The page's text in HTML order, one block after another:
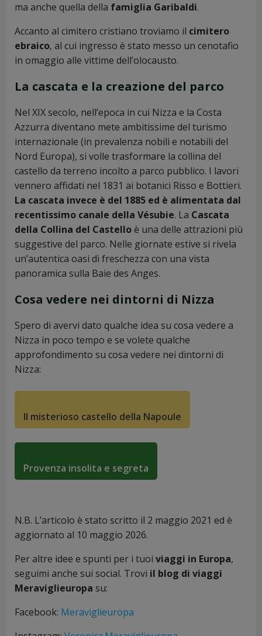
ma anche quella della famiglia Garibaldi.
Accanto al cimitero cristiano troviamo il cimitero
ebraico, al cui ingresso è stato messo un cenotafio
in omaggio alle vittime dell’olocausto.
La cascata e la creazione del parco
Nel XIX secolo, nell’epoca in cui Nizza e la Costa
Azzurra diventano mete ambitissime del turismo
internazionale (in prevalenza nobili e notabili del
Nord Europa), si volle trasformare la collina del
castello da terreno incolto a parco pubblico. I lavori
vennero affidati nel 1831 ai botanici Risso e Bottieri.
La cascata invece è del 1885 ed è alimentata dal
recentissimo canale della Vésubie. La Cascata
della Collina del Castelloè una delle attrazioni più
suggestive del parco. Nelle giornate estive si rivela
un’autentica oasi di freschezza con una vista
panoramica sulla Baie des Anges.
Cosa vedere nei dintorni di Nizza
Spero di avervi dato qualche idea su cosa vedere a
Nizza in poco tempo e se volete qualche
approfondimento su cosa vedere nei dintorni di
Nizza:
Il misterioso castello della Napoule
Provenza insolita e segreta
N.B. L’articolo è stato scritto il 2 maggio 2021 ed è
aggiornato al 10 maggio 2026.
Per altre idee e spunti per i tuoi viaggi in Europa,
seguimi anche sui social. Trovi il blog di viaggi
Meraviglieuropa su:
Facebook: Meraviglieuropa